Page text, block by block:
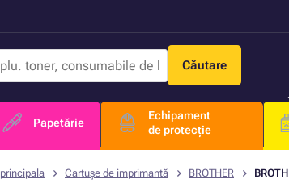
Căutare
Papetărie
Echipament
de protecție
Cartușe de imprimantă BROTHER